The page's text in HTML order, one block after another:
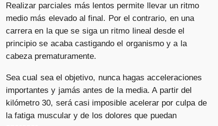
Realizar parciales más lentos permite llevar un ritmo
medio más elevado al final. Por el contrario, en una
carrera en la que se siga un ritmo lineal desde el
principio se acaba castigando el organismo y a la
cabeza prematuramente.
Sea cual sea el objetivo, nunca hagas acceleraciones
importantes y jamás antes de la media. A partir del
kilómetro 30, será casi imposible acelerar por culpa de
la fatiga muscular y de los dolores que puedan